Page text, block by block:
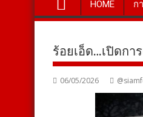
HOME ก
ร้อยเอ็ด…เปิดกา
06/05/2026